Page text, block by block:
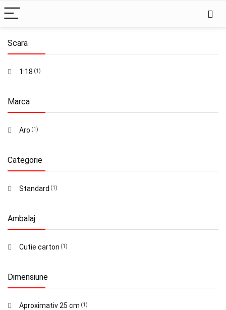
Scara
1:18 (1)
Marca
Aro (1)
Categorie
Standard (1)
Ambalaj
Cutie carton (1)
Dimensiune
Aproximativ 25 cm (1)